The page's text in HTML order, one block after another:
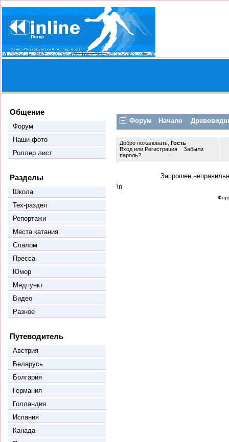
Общение
Форум
Наши фото
Роллер лист
Разделы
Школа
Тех-раздел
Репортажи
Места катания
Слалом
Пресса
Юмор
Медпункт
Видео
Разное
Путеводитель
Австрия
Беларусь
Болгария
Германия
Голландия
Испания
Канада
Форум Начало
Добро пожаловать,Гость
Входили Регистрация
Забыли
пароль?
Запрошен
\n